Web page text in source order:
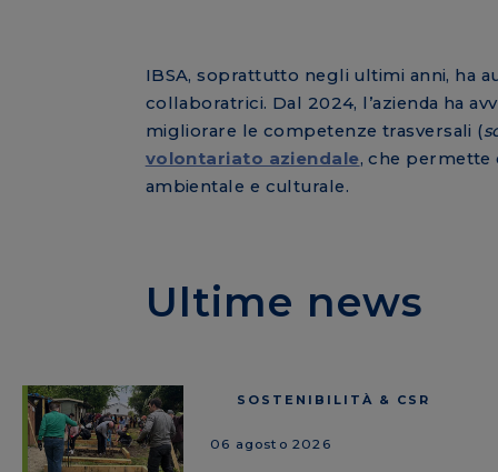
IBSA, soprattutto negli ultimi anni, ha
collaboratrici. Dal 2024, l’azienda ha
migliorare le competenze trasversali (
volontariato aziendale, che permette
ambientale e culturale.
Ultime news
SOSTENIBILITÀ & CSR
06 agosto 2026